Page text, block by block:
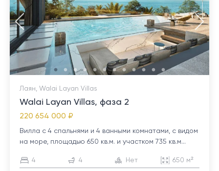
Лаян, Walai Layan Villas
Walai Layan Villas, фаза 2
220 654 000 ₽
Вилла с 4 спальнями и 4 ванными комнатами, с видом
на море, площадью 650 кв.м. и участком 735 кв.м...
4 4 Нет 650 м²